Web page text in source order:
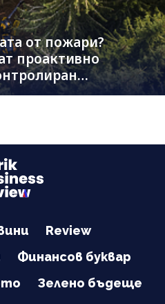
от пожари?
проактивно
Review
Финансов буквар
Зелено бъдеще